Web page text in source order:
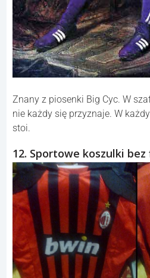
Znany z piosenki Big Cyc. W
nie każdy się przyznaje. W
stoi.
12. Sportowe koszulki